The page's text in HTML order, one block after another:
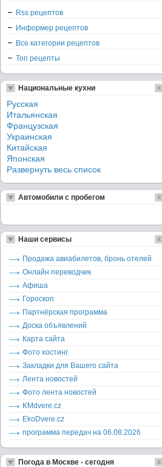
Rss рецептов
Информер рецептов
Все категории рецептов
Топ рецепты
Национальные кухни
Русская
Итальянская
Французская
Украинская
Китайская
Японская
Развернуть весь список
Автомобили с пробегом
Наши сервисы
Продажа авиабилетов, бронь отелей
Онлайн переводчик
Афиша
Гороскоп
Партнёрская программа
Доска объявлений
Карта сайта
Фото хостинг
Закладки для Вашего сайта
Лента новостей
Фото лента новостей
KMdvere.cz
EkoDvere.cz
программа передач на 06.08.2026
Погода в Москве - сегодня